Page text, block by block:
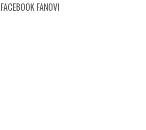
FACEBOOK FANOVI